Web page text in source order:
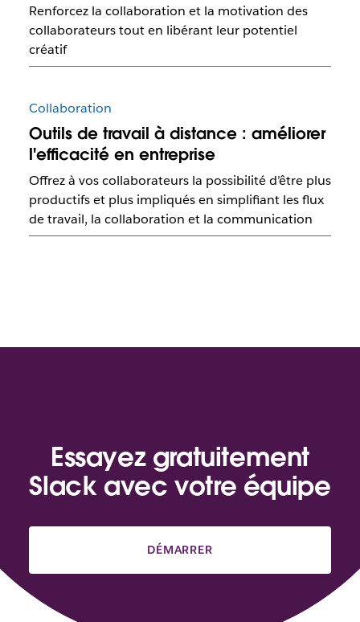
Renforcez la collaboration et la motivation des
collaborateurs tout en libérant leur potentiel
créatif
Collaboration
Outils de travail à distance : améliorer
l'efficacité en entreprise
Offrez à vos collaborateurs la possibilité d’être plus
productifs et plus impliqués en simplifiant les flux
de travail, la collaboration et la communication
Essayez gratuitement
Slack avec votre équipe
DÉMARRER